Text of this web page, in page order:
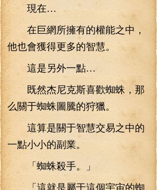
現在…
在巨網所擁有的權能之中，
他也會獲得更多的智慧。
這是另外一點…
既然杰尼克斯喜歡蜘蛛，那
么關于蜘蛛圖騰的狩獵。
這算是關于智慧交易之中的
一點小小的副業。
「蜘蛛殺手。」
「這就是屬于這個宇宙的蜘